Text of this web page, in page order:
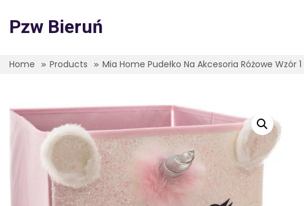
content
Pzw Bieruń
Home Products Mia Home Pudełko Na Akcesoria Różowe Wzór 1